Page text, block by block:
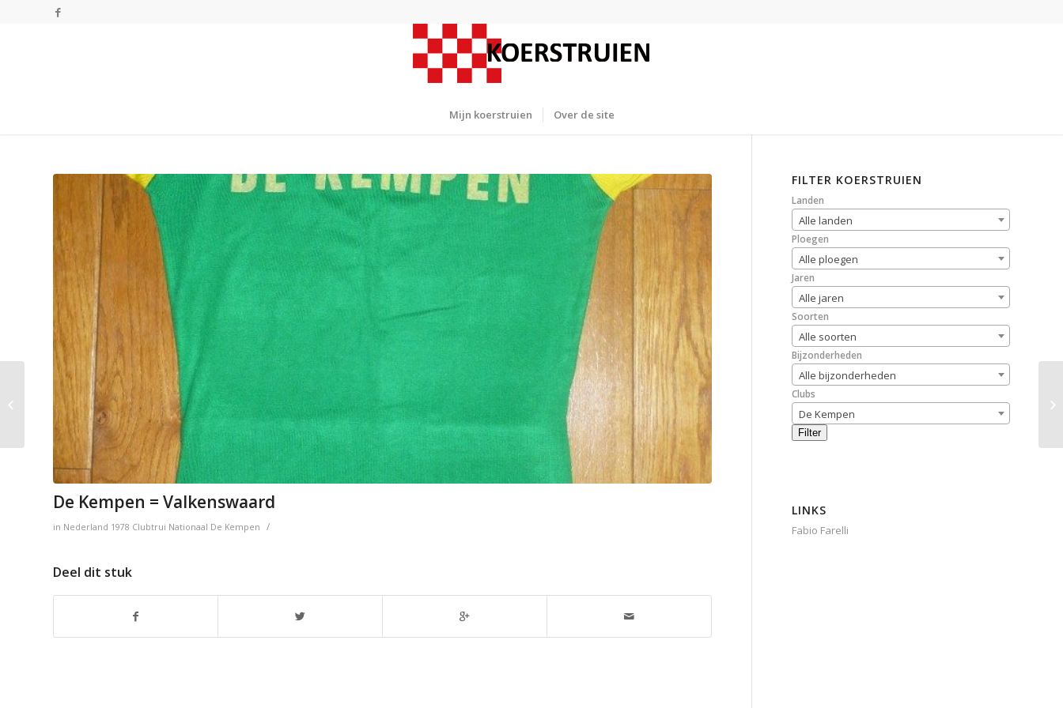
Mijn koerstruien Over de site
De Kempen = Valkenswaard
in Nederland 1978 Clubtrui Nationaal De Kempen /
Deel dit stuk
FILTER KOERSTRUIEN
Landen
Alle landen
Ploegen
Alle ploegen
Jaren
Alle jaren
Soorten
Alle soorten
Bijzonderheden
Alle bijzonderheden
Clubs
De Kempen
Filter
LINKS
Fabio Farelli
De Grensstreek =
Ysselsteyn L